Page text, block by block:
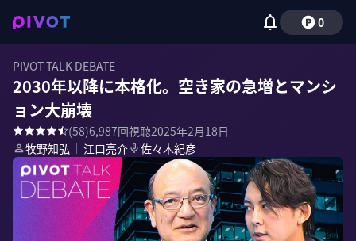
0
PIVOT TALK DEBATE
2030年以降に本格化。空き家の急増とマンシ
ョン大崩壊
(58)6,987回視聴2025年2月18日
牧野知弘 ｜ 江口亮介 佐々木紀彦